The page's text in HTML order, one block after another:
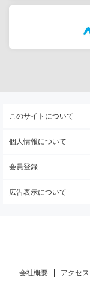
このサイトについて
個人情報について
会員登録
広告表示について
会社概要 アクセス